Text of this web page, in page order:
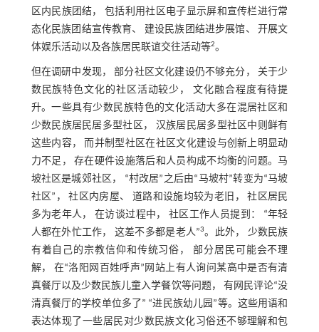
区内民族团结， 包括利用社区电子显示屏和宣传栏进行常
态化民族团结宣传教育、 建设民族团结进步展馆、 开展文
体娱乐活动以及各族居民联谊交往活动等2。
但在调研中发现， 部分社区文化建设仍不够充分， 关于少
数民族特色文化的社区活动较少， 文化融合程度有待提
升。一些具有少数民族特色的文化活动大多在混居社区和
少数民族居民居多型社区， 汉族居民居多型社区中则鲜有
这些内容， 而并制型社区在社区文化建设与创新上明显动
力不足， 存在硬件设施落后和人员构成不均衡的问题。马
坡社区是城郊社区， “村改居”之后由“马坡村”转变为“马坡
社区”， 社区内房屋、 道路和设施均较为老旧， 社区居民
多为老年人， 在访谈过程中， 社区工作人员提到： “年轻
人都在外忙工作， 这差不多都是老人”3。此外， 少数民族
有着自己的宗教信仰和传统习俗， 部分居民可能会不理
解， 在“洛阳网百姓呼声”网站上有人询问某高中是否有清
真餐厅以及少数民族儿童入学餐饮等问题， 有网民评论“没
清真餐厅的学校单位多了” “进民族幼儿园”等。这些用语和
表达体现了一些居民对少数民族文化习俗还不够理解和包